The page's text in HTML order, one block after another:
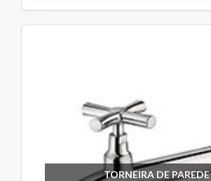
TORNEIRA DE PAREDE